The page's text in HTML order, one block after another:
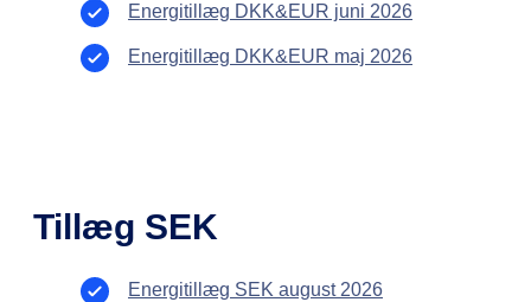
Energitillæg DKK&EUR juni 2026
Energitillæg DKK&EUR maj 2026
Tillæg SEK
Energitillæg SEK august 2026